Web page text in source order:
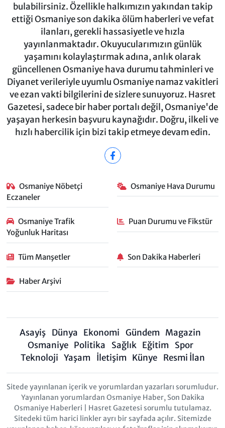
bulabilirsiniz. Özellikle halkımızın yakından takip
ettiği Osmaniye son dakika ölüm haberleri ve vefat
ilanları, gerekli hassasiyetle ve hızla
yayınlanmaktadır. Okuyucularımızın günlük
yaşamını kolaylaştırmak adına, anlık olarak
güncellenen Osmaniye hava durumu tahminleri ve
Diyanet verileriyle uyumlu Osmaniye namaz vakitleri
ve ezan vakti bilgilerini de sizlere sunuyoruz. Hasret
Gazetesi, sadece bir haber portalı değil, Osmaniye'de
yaşayan herkesin başvuru kaynağıdır. Doğru, ilkeli ve
hızlı habercilik için bizi takip etmeye devam edin.
Osmaniye Nöbetçi
Eczaneler
Osmaniye Hava Durumu
Osmaniye Trafik
Yoğunluk Haritası
Puan Durumu ve Fikstür
Tüm Manşetler Son Dakika Haberleri
Haber Arşivi
Asayiş Dünya Ekonomi Gündem Magazin
Osmaniye Politika Sağlık Eğitim
Spor
Teknoloji Yaşam İletişim Künye Resmi İlan
Sitede yayınlanan içerik ve yorumlardan yazarları sorumludur.
Yayınlanan yorumlardan Osmaniye Haber, Son Dakika
Osmaniye Haberleri | Hasret Gazetesi sorumlu tutulamaz.
Sitedeki tüm harici linkler ayrı bir sayfada açılır. Sitemizde